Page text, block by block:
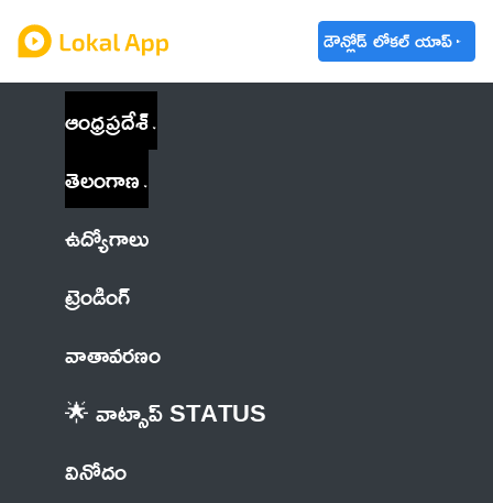
డౌన్లోడ్ లోకల్ యాప్
ఆంధ్రప్రదేశ్
తెలంగాణ
ఉద్యోగాలు
ట్రెండింగ్
వాతావరణం
🌟 వాట్సాప్ STATUS
వినోదం